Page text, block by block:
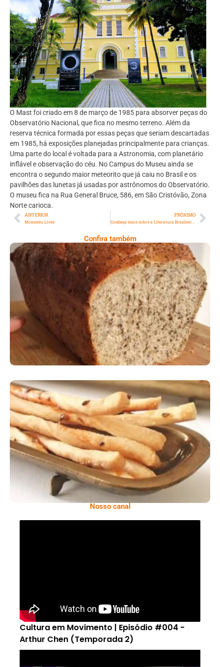
O Mast foi criado em 8 de março de 1985 para absorver peças do
Observatório Nacional, que fica no mesmo terreno. Além da
reserva técnica formada por essas peças que seriam descartadas
em 1985, há exposições planejadas principalmente para crianças.
Uma parte do local é voltada para a Astronomia, com planetário
inflável e observação do céu. No Campus do Museu ainda se
encontra o segundo maior meteorito que já caiu no Brasil e os
pavilhões das lunetas já usadas por astrônomos do Observatório.
O museu fica na Rua General Bruce, 586, em São Cristóvão, Zona
Norte carioca.
ANTERIOR
Momento Lives
PRÓXIMO
Conheça mais sobre a Literatura Brasileira com obras clássicas
Confira também
Comer Bem: Pão Low Carb
Comer Bem: Palitinhos De Cebola E Salsa
Nosso canal
Cultura em Movimento | Episódio #004 -
Arthur Chen (Temporada 2)